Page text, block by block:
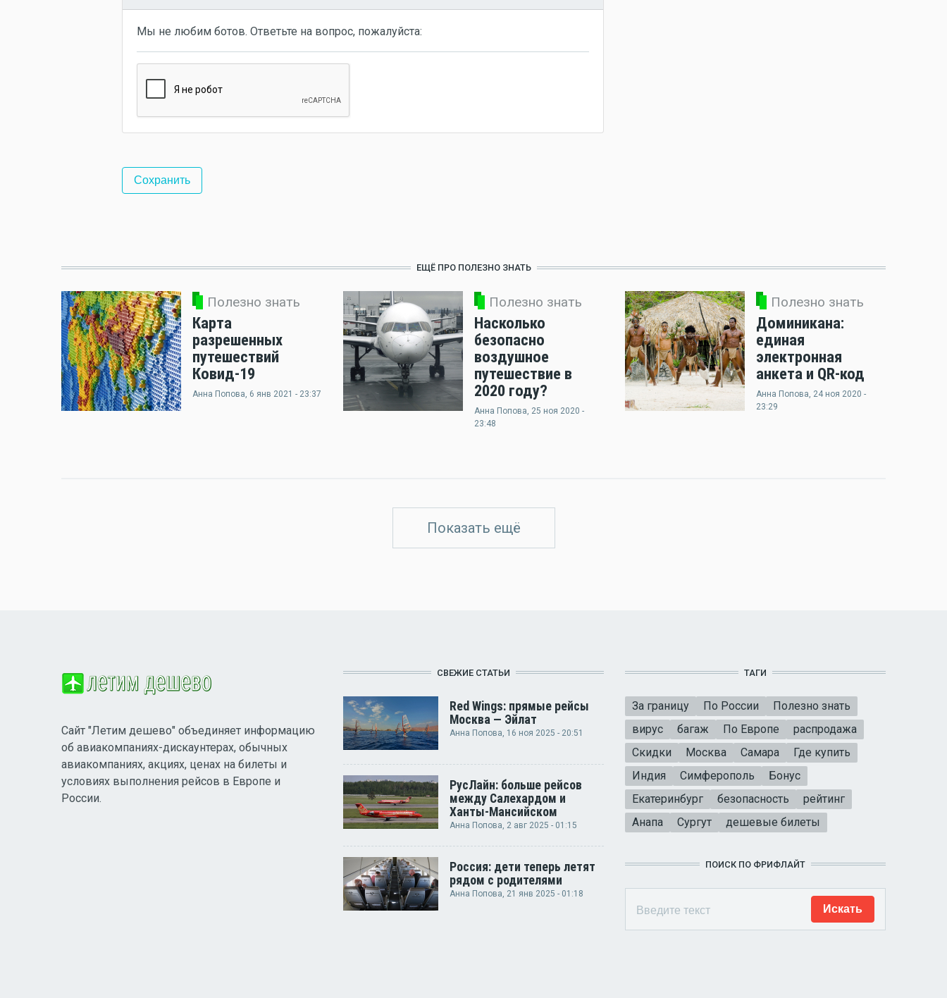
Мы не любим ботов. Ответьте на вопрос, пожалуйста:
ЕЩЁ ПРО ПОЛЕЗНО ЗНАТЬ
Полезно знать
Карта
разрешенных
путешествий
Ковид-19
Анна Попова, 6 янв 2021 - 23:37
Полезно знать
Насколько
безопасно
воздушное
путешествие в
2020 году?
Анна Попова, 25 ноя 2020 -
23:48
Полезно знать
Доминикана:
единая
электронная
анкета и QR-код
Анна Попова, 24 ноя 2020 -
23:29
Показать ещё
Сайт "Летим дешево" объединяет информацию
об авиакомпаниях-дискаунтерах, обычных
авиакомпаниях, акциях, ценах на билеты и
условиях выполнения рейсов в Европе и
России.
СВЕЖИЕ СТАТЬИ
Red Wings: прямые рейсы
Москва — Эйлат
Анна Попова , 16 ноя 2025 - 20:51
РусЛайн: больше рейсов
между Салехардом и
Ханты-Мансийском
Анна Попова , 2 авг 2025 - 01:15
Россия: дети теперь летят
рядом с родителями
Анна Попова , 21 янв 2025 - 01:18
ТАГИ
За границу По России
Полезно знать
вирус
багаж По Европе
распродажа
Скидки
Москва Самара
Где купить
Индия
Симферополь
Бонус
Екатеринбург
безопасность
рейтинг
Анапа
Сургут дешевые билеты
ПОИСК ПО ФРИФЛАЙТ